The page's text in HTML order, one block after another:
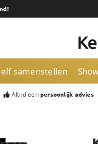
samenstellen
Altijd een persoonlijk advies